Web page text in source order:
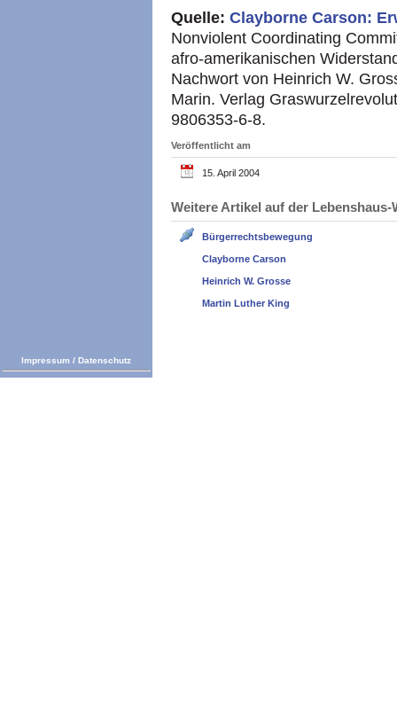
Quelle: Clayborne Carson:
Nonviolent Coordinating
afro-amerikanischen
Nachwort von Heinrich W.
Marin. Verlag
9806353-6-8.
Veröffentlicht am
15. April 2004
Weitere Artikel auf der
Bürgerrechtsbewegung
Clayborne Carson
Heinrich W. Grosse
Martin Luther King
Impressum / Datenschutz